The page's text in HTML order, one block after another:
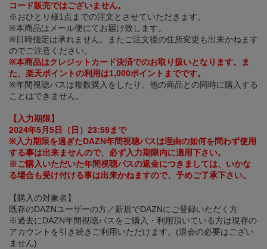
コード販売ではございません。
※おひとり様1点までの注文とさせていただきます。
※本商品はメール便にてお届け致します。
※日時指定は承れません。またご注文後の住所変更も出来かねます
のでご注意ください。
※本商品はクレジットカード決済でのお取り扱いとなります。ま
た、楽天ポイントの利用は1,000ポイントまでです。
※年間視聴パスは複数購入をしたり、他の商品との同時に購入する
ことはできません。
【入力期限】
2024年5月5日（日）23:59まで
※入力期限を過ぎたDAZN年間視聴パスは理由の如何を問わず使用
する事は出来ませんので、必ず入力期限内に適用下さい。
※ご購入いただいた年間視聴パスの返金につきましては、いかな
る場合も受け付ける事は出来かねますので、予めご了承下さい。
【購入の対象者】
既存のDAZNユーザーの方／新規でDAZNにご登録いただく方
※過去にDAZN年間視聴パスをご購入・利用頂いている方は現存の
アカウントを引き続きご利用いただけます。(退会の必要はござい
ません)